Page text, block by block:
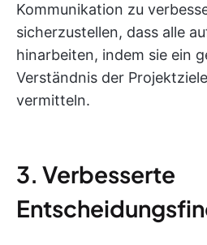
Kommunikation zu
sicherzustellen, dass alle
hinarbeiten, indem sie ein
Verständnis der
vermitteln.
3. Verbesserte